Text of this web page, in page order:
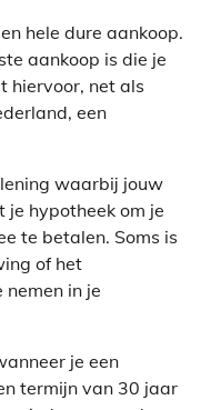
hele dure aankoop.
aankoop is die je
hiervoor, net als
een
lening waarbij jouw
je hypotheek om je
te betalen. Soms is
of het
in je
je een
termijn van 30 jaar